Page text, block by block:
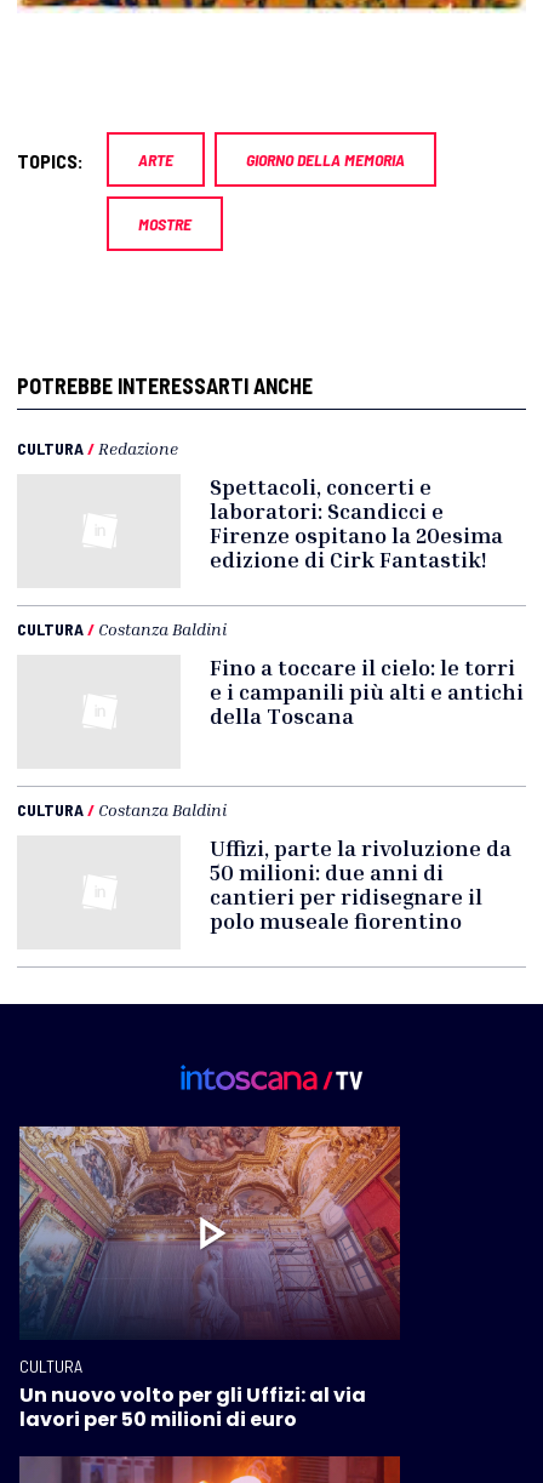
TOPICS: ARTE GIORNO DELLA MEMORIA
MOSTRE
POTREBBE INTERESSARTI ANCHE
CULTURA/ Redazione
Spettacoli, concerti e
laboratori: Scandicci e
Firenze ospitano la 20esima
edizione di Cirk Fantastik!
CULTURA/ Costanza Baldini
Fino a toccare il cielo: le torri
e i campanili più alti e antichi
della Toscana
CULTURA/ Costanza Baldini
Uffizi, parte la rivoluzione da
50 milioni: due anni di
cantieri per ridisegnare il
polo museale fiorentino
CULTURA
Un nuovo volto per gli Uffizi: al via
lavori per 50 milioni di euro